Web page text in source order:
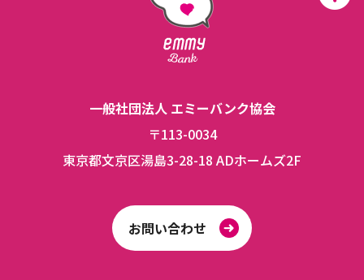
一般社団法人 エミーバンク協会
〒113-0034
東京都文京区湯島3-28-18 ADホームズ2F
お問い合わせ